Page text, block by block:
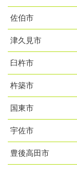
佐伯市
津久見市
臼杵市
杵築市
国東市
宇佐市
豊後高田市